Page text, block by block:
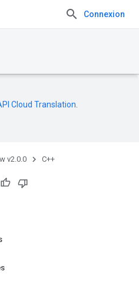
Connexion
Cloud Translation
v2.0.0 C++